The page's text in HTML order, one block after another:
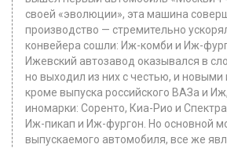
своей «эволюции», эта машина
производство — стремительно
конвейера сошли: Иж-комби и Иж-
Ижевский автозавод оказывался в
но выходил из них с честью, и
кроме выпуска российского ВАЗа и
иномарки: Соренто, Киа-Рио и
Иж-пикап и Иж-фургон. Но основной
выпускаемого автомобиля, все же